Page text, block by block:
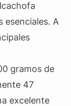
esenciales. A
gramos de
47
excelente